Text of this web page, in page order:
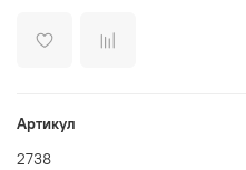
Артикул
2738